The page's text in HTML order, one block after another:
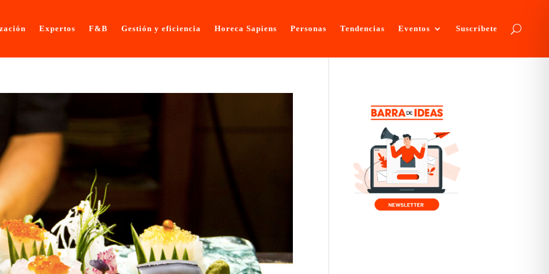
Expertos F&B Gestión y eficiencia Horeca Sapiens Personas Tendencias Eventos Suscríbete